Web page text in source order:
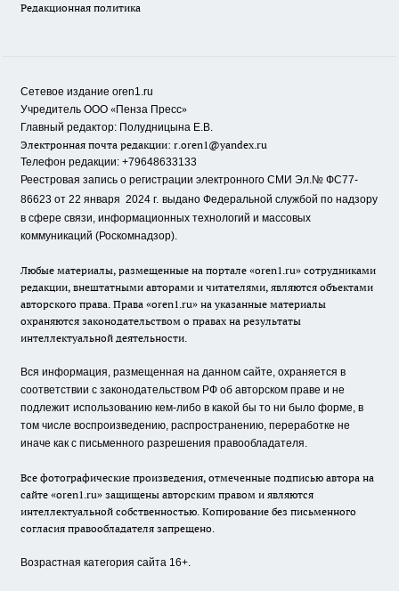
Редакционная политика
Сетевое издание oren1.ru
Учредитель ООО «Пенза Пресс»
Главный редактор: Полудницына Е.В.
Электронная почта редакции: r.oren1@yandex.ru
Телефон редакции: +79648633133
Реестровая запись о регистрации электронного СМИ Эл.№ ФС77-
86623 от 22 января 2024 г. выдано Федеральной службой по надзору
в сфере связи, информационных технологий и массовых
коммуникаций (Роскомнадзор).
Любые материалы, размещенные на портале «oren1.ru» сотрудниками
редакции, внештатными авторами и читателями, являются объектами
авторского права. Права «oren1.ru» на указанные материалы
охраняются законодательством о правах на результаты
интеллектуальной деятельности.
Вся информация, размещенная на данном сайте, охраняется в
соответствии с законодательством РФ об авторском праве и не
подлежит использованию кем-либо в какой бы то ни было форме, в
том числе воспроизведению, распространению, переработке не
иначе как с письменного разрешения правообладателя.
Все фотографические произведения, отмеченные подписью автора на
сайте «oren1.ru» защищены авторским правом и являются
интеллектуальной собственностью. Копирование без письменного
согласия правообладателя запрещено.
Возрастная категория сайта 16+.